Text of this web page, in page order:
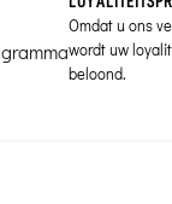
Omdat u ons
wordt uw
beloond.